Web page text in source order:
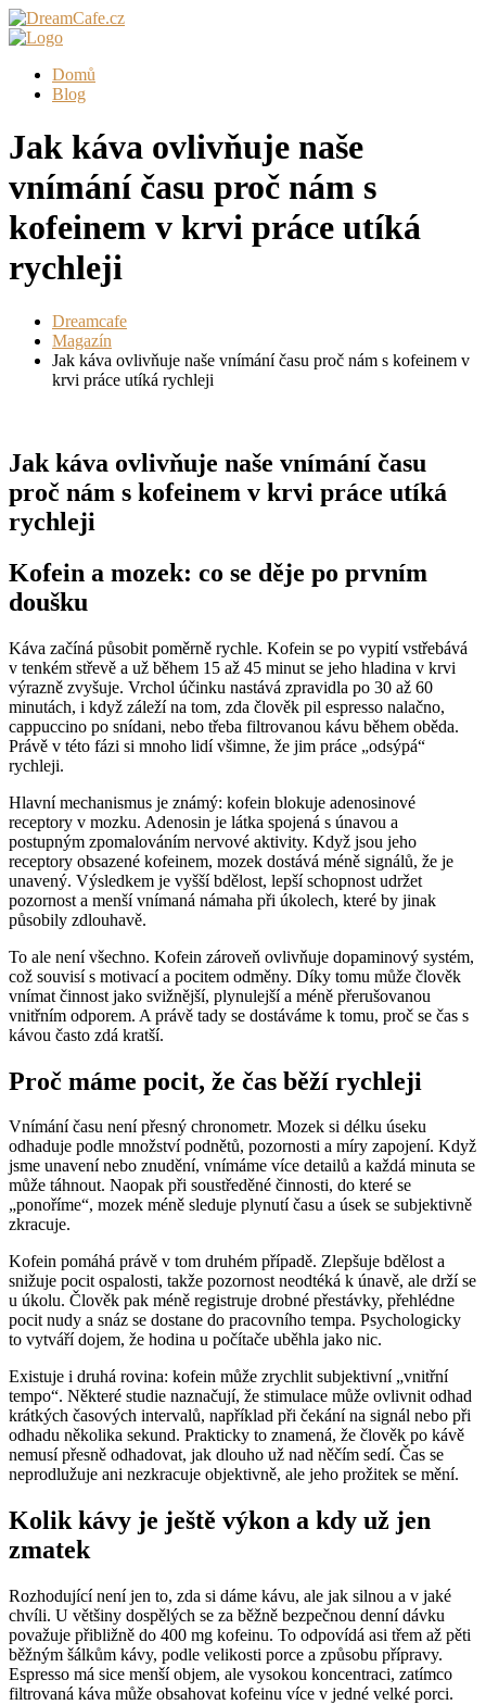
Domů
Blog
Jak káva ovlivňuje naše
vnímání času proč nám s
kofeinem v krvi práce utíká
rychleji
Dreamcafe
Magazín
Jak káva ovlivňuje naše vnímání času proč nám s kofeinem v
krvi práce utíká rychleji
Jak káva ovlivňuje naše vnímání času
proč nám s kofeinem v krvi práce utíká
rychleji
Kofein a mozek: co se děje po prvním
doušku
Káva začíná působit poměrně rychle. Kofein se po vypití vstřebává
v tenkém střevě a už během 15 až 45 minut se jeho hladina v krvi
výrazně zvyšuje. Vrchol účinku nastává zpravidla po 30 až 60
minutách, i když záleží na tom, zda člověk pil espresso nalačno,
cappuccino po snídani, nebo třeba filtrovanou kávu během oběda.
Právě v této fázi si mnoho lidí všimne, že jim práce „odsýpá“
rychleji.
Hlavní mechanismus je známý: kofein blokuje adenosinové
receptory v mozku. Adenosin je látka spojená s únavou a
postupným zpomalováním nervové aktivity. Když jsou jeho
receptory obsazené kofeinem, mozek dostává méně signálů, že je
unavený. Výsledkem je vyšší bdělost, lepší schopnost udržet
pozornost a menší vnímaná námaha při úkolech, které by jinak
působily zdlouhavě.
To ale není všechno. Kofein zároveň ovlivňuje dopaminový systém,
což souvisí s motivací a pocitem odměny. Díky tomu může člověk
vnímat činnost jako svižnější, plynulejší a méně přerušovanou
vnitřním odporem. A právě tady se dostáváme k tomu, proč se čas s
kávou často zdá kratší.
Proč máme pocit, že čas běží rychleji
Vnímání času není přesný chronometr. Mozek si délku úseku
odhaduje podle množství podnětů, pozornosti a míry zapojení. Když
jsme unavení nebo znudění, vnímáme více detailů a každá minuta se
může táhnout. Naopak při soustředěné činnosti, do které se
„ponoříme“, mozek méně sleduje plynutí času a úsek se subjektivně
zkracuje.
Kofein pomáhá právě v tom druhém případě. Zlepšuje bdělost a
snižuje pocit ospalosti, takže pozornost neodtéká k únavě, ale drží se
u úkolu. Člověk pak méně registruje drobné přestávky, přehlédne
pocit nudy a snáz se dostane do pracovního tempa. Psychologicky
to vytváří dojem, že hodina u počítače uběhla jako nic.
Existuje i druhá rovina: kofein může zrychlit subjektivní „vnitřní
tempo“. Některé studie naznačují, že stimulace může ovlivnit odhad
krátkých časových intervalů, například při čekání na signál nebo při
odhadu několika sekund. Prakticky to znamená, že člověk po kávě
nemusí přesně odhadovat, jak dlouho už nad něčím sedí. Čas se
neprodlužuje ani nezkracuje objektivně, ale jeho prožitek se mění.
Kolik kávy je ještě výkon a kdy už jen
zmatek
Rozhodující není jen to, zda si dáme kávu, ale jak silnou a v jaké
chvíli. U většiny dospělých se za běžně bezpečnou denní dávku
považuje přibližně do 400 mg kofeinu. To odpovídá asi třem až pěti
běžným šálkům kávy, podle velikosti porce a způsobu přípravy.
Espresso má sice menší objem, ale vysokou koncentraci, zatímco
filtrovaná káva může obsahovat kofeinu více v jedné velké porci.